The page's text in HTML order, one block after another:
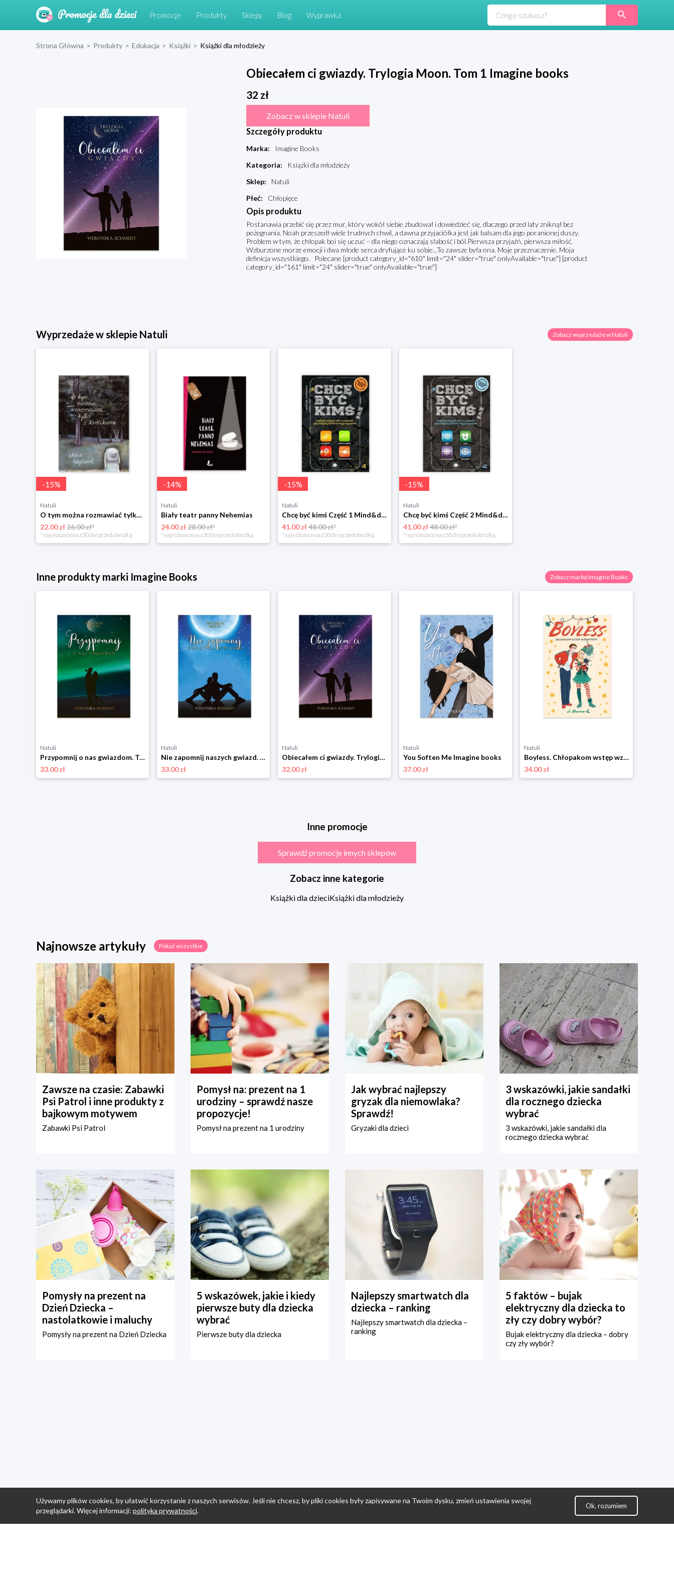
Promocje Produkty Sklepy Blog Wyprawka
Strona Główna > Produkty > Edukacja > Książki > Książki dla młodzieży
Obiecałem ci gwiazdy. Trylogia Moon. Tom 1 Imagine books
32 zł
Zobacz w sklepie Natuli
Szczegóły produktu
Marka:
Imagine Books
Kategoria:
Książki dla młodzieży
Sklep:
Natuli
Płeć: Chłopięce
Opis produktu
Postanawia przebić się przez mur, który wokół siebie zbudował i dowiedzieć się, dlaczego przed laty zniknął bez
pożegnania. Noah przeszedł wiele trudnych chwil, a dawna przyjaciółka jest jak balsam dla jego poranionej duszy.
Problem w tym, że chłopak boi się uczuć – dla niego oznaczają słabość i ból.Pierwsza przyjaźń, pierwsza miłość.
Wzburzone morze emocji i dwa młode serca dryfujące ku sobie...To zawsze była ona. Moje przeznaczenie. Moja
definicja wszystkiego. Polecane [product category_id="610" limit="24" slider="true" onlyAvailable="true"] [product
category_id="161" limit="24" slider="true" onlyAvailable="true"]
Wyprzedaże w sklepie Natuli Zobacz wyprzedaże w Natuli
-15%
Natuli
O tym można rozmawiać tylko z królikami Zakamarki
22.00 zł26.00 zł*
*najniższa cena z 30 dni przed obniżką
-14%
Natuli
Biały teatr panny Nehemias
24.00 zł28.00 zł*
*najniższa cena z 30 dni przed obniżką
-15%
Natuli
Chcę być kimś Część 1 Mind&dream michał zawadka
41.00 zł48.00 zł*
*najniższa cena z 30 dni przed obniżką
-15%
Natuli
Chcę być kimś Część 2 Mind&dream michał zawadka
41.00 zł48.00 zł*
*najniższa cena z 30 dni przed obniżką
Inne produkty marki Imagine Books Zobacz markę Imagine Books
Natuli
Przypomnij o nas gwiazdom. Trylogia Moon. Tom 3 Imagine books
33.00 zł
Natuli
Nie zapomnij naszych gwiazd. Trylogia Moon. Tom 2 Imagine books
33.00 zł
Natuli
Obiecałem ci gwiazdy. Trylogia Moon. Tom 1 Imagine books
32.00 zł
Natuli
You Soften Me Imagine books
37.00 zł
Natuli
Boyless. Chłopakom wstęp wzbroniony Imagine books
34.00 zł
Inne promocje
Sprawdź promocje innych sklepów
Zobacz inne kategorie
Książki dla dzieciKsiążki dla młodzieży
Najnowsze artykuły Pokaż wszystkie
Zawsze na czasie: Zabawki
Psi Patrol i inne produkty z
bajkowym motywem
Zabawki Psi Patrol
Pomysł na: prezent na 1
urodziny – sprawdź nasze
propozycje!
Pomysł na prezent na 1 urodziny
Jak wybrać najlepszy
gryzak dla niemowlaka?
Sprawdź!
Gryzaki dla dzieci
3 wskazówki, jakie sandałki
dla rocznego dziecka
wybrać
3 wskazówki, jakie sandałki dla
rocznego dziecka wybrać
Pomysły na prezent na
Dzień Dziecka –
nastolatkowie i maluchy
Pomysły na prezent na Dzień Dziecka
5 wskazówek, jakie i kiedy
pierwsze buty dla dziecka
wybrać
Pierwsze buty dla dziecka
Najlepszy smartwatch dla
dziecka – ranking
Najlepszy smartwatch dla dziecka –
ranking
5 faktów – bujak
elektryczny dla dziecka to
zły czy dobry wybór?
Bujak elektryczny dla dziecka – dobry
czy zły wybór?
Używamy plików cookies, by ułatwić korzystanie z naszych serwisów. Jeśli nie chcesz, by pliki cookies były zapisywane na Twoim dysku, zmień ustawienia swojej
przeglądarki. Więcej informacji: polityka prywatności.
Ok, rozumiem